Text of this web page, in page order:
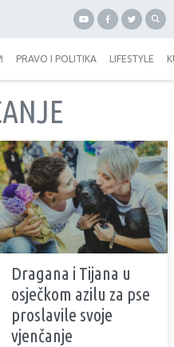
PRAVO I POLITIKA LIFESTYLE
Dragana i Tijana u
osječkom azilu za pse
proslavile svoje
vjenčanje